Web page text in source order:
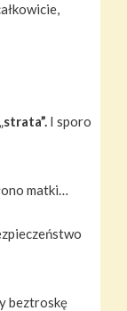
strata”. I sporo
matki…
beztroskę